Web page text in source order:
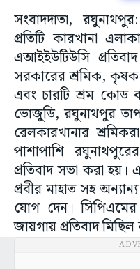
সংবাদদাতা,
প্রতিটি কারখানা
এআইইউটিউসি
সরকারের শ্রমিক, কৃষক
এবং চারটি শ্রম কোড
ভোজুডি, রঘুনাথপুর
রেলকারখানার
পাশাপাশি
প্রতিবাদ সভা করা
প্রবীর মাহাত সহ
যোগ দেন।
জায়গায় প্রতিবাদ